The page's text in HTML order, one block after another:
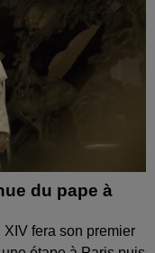
du pape à
fera son premier